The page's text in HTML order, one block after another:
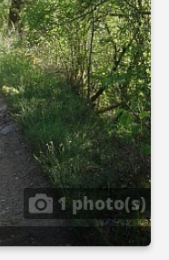
1 photo(s)